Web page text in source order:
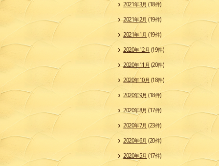
2021年3月 (18件)
2021年2月 (19件)
2021年1月 (19件)
2020年12月 (19件)
2020年11月 (20件)
2020年10月 (18件)
2020年9月 (18件)
2020年8月 (17件)
2020年7月 (23件)
2020年6月 (20件)
2020年5月 (17件)